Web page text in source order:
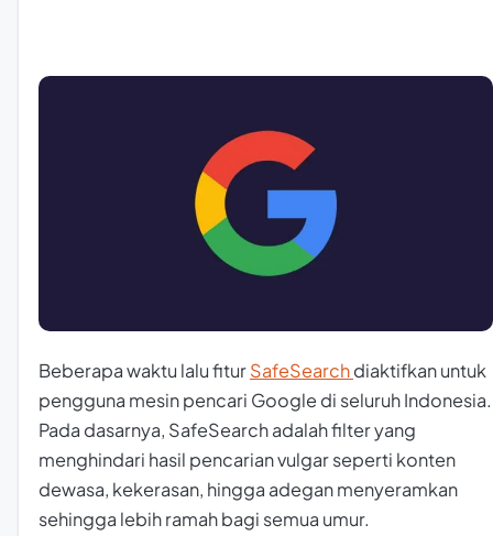
Beberapa waktu lalu fiturSafeSearchdiaktifkan untuk
pengguna mesin pencari Google di seluruh Indonesia.
Pada dasarnya, SafeSearch adalah filter yang
menghindari hasil pencarian vulgar seperti konten
dewasa, kekerasan, hingga adegan menyeramkan
sehingga lebih ramah bagi semua umur.